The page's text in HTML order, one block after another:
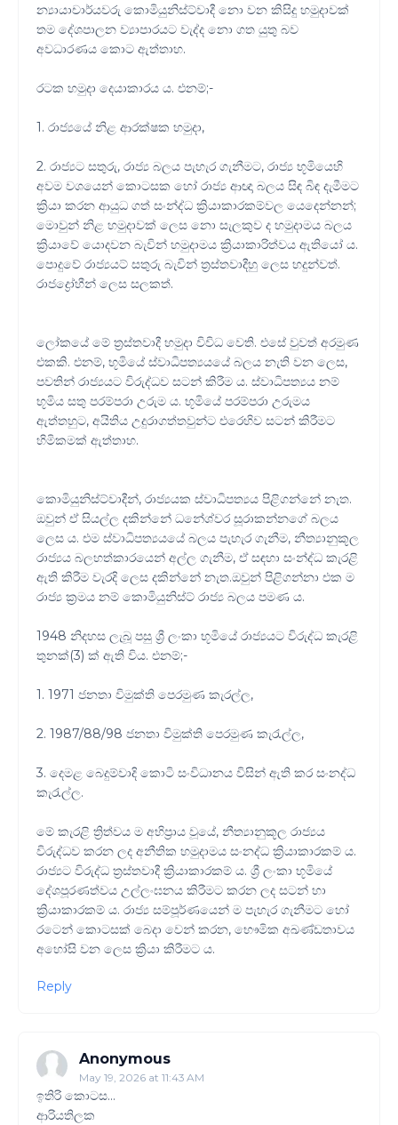
න්‍යායාචාර්යවරු කොමියුනිස්ට්වාදී නො වන කිසිදු හමුදාවක්
තම දේශපාලන ව්‍යාපාරයට වැද්ද නො ගත යුතු බව
අවධාරණය කොට ඇත්තාහ.
රටක හමුදා දෙයාකාරය ය. එනම්;-
1. රාජ්‍යයේ නිළ ආරක්ෂක හමුදා,
2. රාජ්‍යට සතුරු, රාජ්‍ය බලය පැහැර ගැනීමට, රාජ්‍ය භූමියෙහි
අවම වශයෙන් කොටසක හෝ රාජ්‍ය ආඥා බලය සිඳ බිඳ දැමීමට
ක්‍රියා කරන ආයුධ ගත් සංන්ද්ධ ක්‍රියාකාරකම්වල යෙදෙන්නන්;
මොවුන් නිළ හමුදාවක් ලෙස නො සැලකුව ද හමුදාමය බලය
ක්‍රියාවේ යොදවන බැවින් හමුදාමය ක්‍රියාකාරිත්වය ඇතියෝ ය.
පොදුවේ රාජ්‍යයට් සතුරු බැවින් ත්‍රස්තවාදීහු ලෙස හදුන්වත්.
රාජද්‍රෝහීන් ලෙස සලකත්.
ලෝකයේ මේ ත්‍රස්තවාදී හමුදා විවිධ වෙති. එසේ වුවත් අරමුණ
එකකි. එනම්, භූමියේ ස්වාධිපත්‍යයයේ බලය නැති වන ලෙස,
පවතින් රාජ්‍යයට විරුද්ධව සටන් කිරීම ය. ස්වාධිපත්‍යය නම්
භූමිය සතු පරම්පරා උරුම ය. භූමියේ පරම්පරා උරුමය
ඇත්තහුට, අයිතිය උදුරාගත්තවුන්ට එරෙහිව සටන් කිරීමට
හිමිකමක් ඇත්තාහ.
කොමියුනිස්ට්වාදීන්, රාජ්‍යයක ස්වාධිපත්‍යය පිළිගන්නේ නැත.
ඔවුන් ඒ සියල්ල දකින්නේ ධනේශ්වර සූරාකන්නගේ බලය
ලෙස ය. එම ස්වාධිපත්‍යයයේ බලය පැහැර ගැනීම, නීත්‍යානුකූල
රාජ්‍යය බලහත්කාරයෙන් අල්ල ගැනීම, ඒ ස‍‍ඳහා සංන්ද්ධ කැරළි
ඇති කිරීම වැරදි ලෙස දකින්නේ නැත.ඔවුන් පිළිගන්නා එක ම
රාජ්‍ය ක්‍රමය නම් කොමියුනිස්ට් රාජ්‍ය බලය පමණ ය.
1948 නිදහස ලැබූ පසු ශ්‍රී ලංකා භූමියේ රාජ්‍යයට විරුද්ධ කැරළි
තුනක්(3) ක් ඇති විය. එනම්;-
1. 1971 ජනතා විමුක්ති පෙරමුණ කැරල්ල,
2. 1987/88/98 ජනතා විමුක්ති පෙරමුණ කැරැල්ල,
3. දෙමළ බෙදුම්වාදි කොටි සංවිධානය විසින් ඇති කර සංනද්ධ
කැරැල්ල.
මේ කැරළි ත්‍රිත්වය ම අභිප්‍රාය වූයේ, නීත්‍යානුකූල රාජ්‍යය
විරුද්ධව කරන ලද අනීතික හමුදාමය සංනද්ධ ක්‍රියාකාරකම් ය.
රාජ්‍යට විරුද්ධ ත්‍රස්තවාදී ක්‍රියාකාරකම් ය. ශ්‍රී ලංකා භූමියේ
දේශපූරණත්වය උල්ලංඝනය කිරීමට කරන ලද සටන් හා
ක්‍රියාකාරකම් ය. රාජ්‍ය සම්පූර්ණයෙන් ම පැහැර ගැනීමට හෝ
රටෙන් කොටසක් බෙදා වෙන් කරන, භෞමික අඛණ්ඩතාවය
අහෝසි වන ලෙස ක්‍රියා කිරීමට ය.
Reply
Anonymous
May 19, 2026 at 11:43 AM
ඉතිරි කොටස…
ආරියතිලක